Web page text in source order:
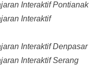
Interaktif Pontianak
Interaktif
Interaktif Denpasar
Interaktif Serang